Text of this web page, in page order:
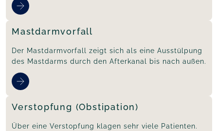
Mastdarmvorfall
Der Mastdarmvorfall zeigt sich als eine Ausstülpung
des Mastdarms durch den Afterkanal bis nach außen.
Verstopfung (Obstipation)
Über eine Verstopfung klagen sehr viele Patienten.